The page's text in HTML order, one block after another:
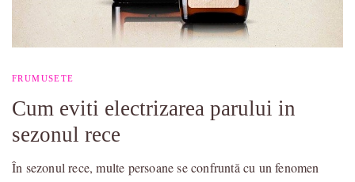
FRUMUSETE
Cum eviti electrizarea parului in
sezonul rece
În sezonul rece, multe persoane se confruntă cu un fenomen